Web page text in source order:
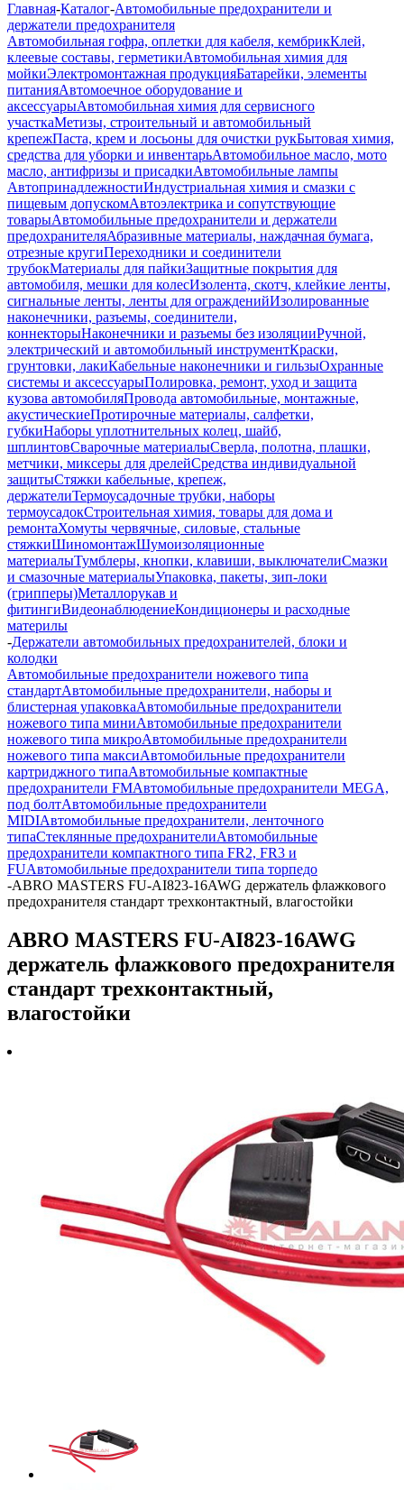
Главная-Каталог-Автомобильные предохранители и
держатели предохранителя
Автомобильная гофра, оплетки для кабеля, кембрикКлей,
клеевые составы, герметикиАвтомобильная химия для
мойкиЭлектромонтажная продукцияБатарейки, элементы
питанияАвтомоечное оборудование и
аксессуарыАвтомобильная химия для сервисного
участкаМетизы, строительный и автомобильный
крепежПаста, крем и лосьоны для очистки рукБытовая химия,
средства для уборки и инвентарьАвтомобильное масло, мото
масло, антифризы и присадкиАвтомобильные лампы
АвтопринадлежностиИндустриальная химия и смазки с
пищевым допускомАвтоэлектрика и сопутствующие
товарыАвтомобильные предохранители и держатели
предохранителяАбразивные материалы, наждачная бумага,
отрезные кругиПереходники и соединители
трубокМатериалы для пайкиЗащитные покрытия для
автомобиля, мешки для колесИзолента, скотч, клейкие ленты,
сигнальные ленты, ленты для огражденийИзолированные
наконечники, разъемы, соединители,
коннекторыНаконечники и разъемы без изоляцииРучной,
электрический и автомобильный инструментКраски,
грунтовки, лакиКабельные наконечники и гильзыОхранные
системы и аксессуарыПолировка, ремонт, уход и защита
кузова автомобиляПровода автомобильные, монтажные,
акустическиеПротирочные материалы, салфетки,
губкиНаборы уплотнительных колец, шайб,
шплинтовСварочные материалыСверла, полотна, плашки,
метчики, миксеры для дрелейСредства индивидуальной
защитыСтяжки кабельные, крепеж,
держателиТермоусадочные трубки, наборы
термоусадокСтроительная химия, товары для дома и
ремонтаХомуты червячные, силовые, стальные
стяжкиШиномонтажШумоизоляционные
материалыТумблеры, кнопки, клавиши, выключателиСмазки
и смазочные материалыУпаковка, пакеты, зип-локи
(грипперы)Металлорукав и
фитингиВидеонаблюдениеКондиционеры и расходные
материлы
-Держатели автомобильных предохранителей, блоки и
колодки
Автомобильные предохранители ножевого типа
стандартАвтомобильные предохранители, наборы и
блистерная упаковкаАвтомобильные предохранители
ножевого типа миниАвтомобильные предохранители
ножевого типа микроАвтомобильные предохранители
ножевого типа максиАвтомобильные предохранители
картриджного типаАвтомобильные компактные
предохранители FMАвтомобильные предохранители MEGA,
под болтАвтомобильные предохранители
MIDIАвтомобильные предохранители, ленточного
типаСтеклянные предохранителиАвтомобильные
предохранители компактного типа FR2, FR3 и
FUАвтомобильные предохранители типа торпедо
-ABRO MASTERS FU-AI823-16AWG держатель флажкового
предохранителя стандарт трехконтактный, влагостойки
ABRO MASTERS FU-AI823-16AWG
держатель флажкового предохранителя
стандарт трехконтактный,
влагостойки